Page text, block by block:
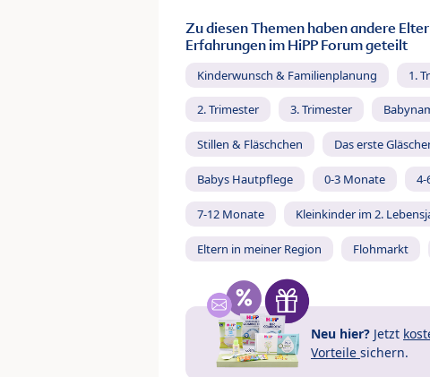
Zu diesen Themen haben andere
Erfahrungen im HiPP Forum geteilt
Kinderwunsch & Familienplanung 1.
2. Trimester 3. Trimester
Stillen & Fläschchen Das erste
Babys Hautpflege 0-3 Monate 4-
7-12 Monate Kleinkinder im 2.
Eltern in meiner Region Flohmarkt
Neu hier? Jetzt
Vorteile sichern.